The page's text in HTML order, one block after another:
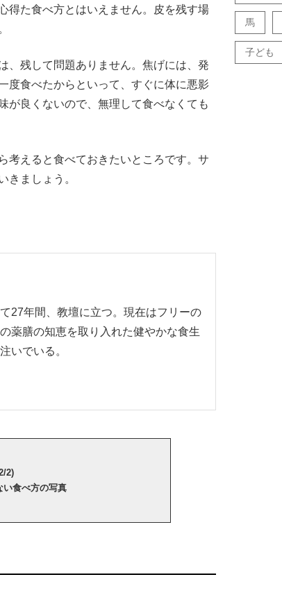
得た食べ方とはいえません。皮を残す場
残して問題ありません。焦げには、発
度食べたからといって、すぐに体に悪影
が良くないので、無理して食べなくても
えると食べておきたいところです。サ
きましょう。
27年間、教壇に立つ。現在はフリーの
薬膳の知恵を取り入れた健やかな食生
いでいる。
2)
い食べ方の写真
馬
子ども